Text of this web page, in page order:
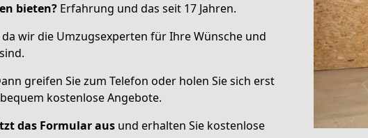
bieten? Erfahrung und das seit 17 Jahren.
da wir die Umzugsexperten für Ihre Wünsche und
greifen Sie zum Telefon oder holen Sie sich erst
kostenlose Angebote.
das Formular aus und erhalten Sie kostenlose